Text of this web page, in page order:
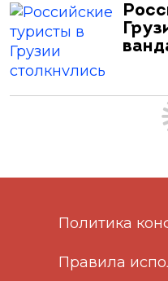
Политика
Правила